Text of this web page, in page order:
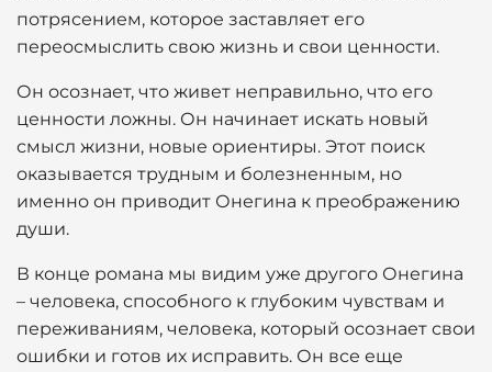
потрясением, которое заставляет его
переосмыслить свою жизнь и свои ценности.
Он осознает, что живет неправильно, что его
ценности ложны. Он начинает искать новый
смысл жизни, новые ориентиры. Этот поиск
оказывается трудным и болезненным, но
именно он приводит Онегина к преображению
души.
В конце романа мы видим уже другого Онегина
– человека, способного к глубоким чувствам и
переживаниям, человека, который осознает свои
ошибки и готов их исправить. Он все еще